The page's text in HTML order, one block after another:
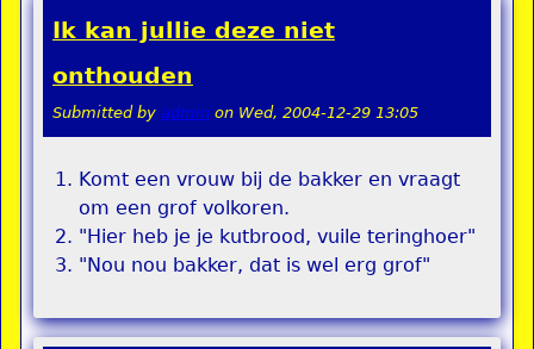
Ik kan jullie deze niet
onthouden
Submitted by admin on Wed, 2004-12-29 13:05
Komt een vrouw bij de bakker en vraagt
om een grof volkoren.
"Hier heb je je kutbrood, vuile teringhoer"
"Nou nou bakker, dat is wel erg grof"